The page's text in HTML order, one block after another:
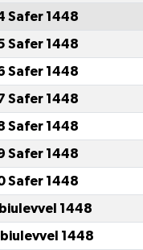
Safer 1448
Safer 1448
Safer 1448
Safer 1448
Safer 1448
Safer 1448
Safer 1448
1448
1448